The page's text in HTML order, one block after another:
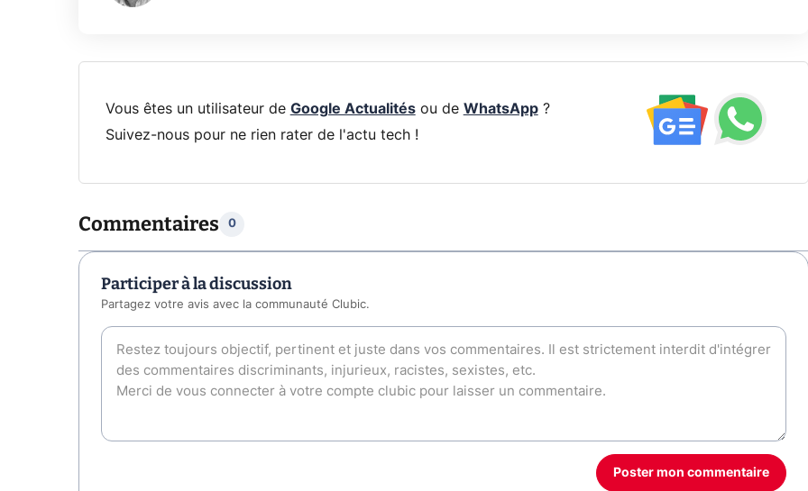
Vous êtes un utilisateur de Google Actualitésou de WhatsApp?
Suivez-nous pour ne rien rater de l'actu tech !
Commentaires 0
Participer à la discussion
Partagez votre avis avec la communauté Clubic.
Poster mon commentaire